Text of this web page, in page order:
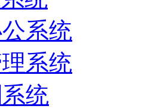
系统
系统
统